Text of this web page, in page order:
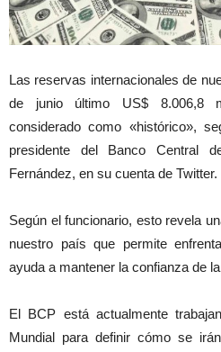
Las reservas internacionales de
de junio último US$ 8.006,8
considerado como «histórico»,
presidente del Banco Central
Fernández, en su cuenta de Twitter.
Según el funcionario, esto revela
nuestro país que permite
ayuda a mantener la confianza de
El BCP está actualmente
Mundial para definir cómo se